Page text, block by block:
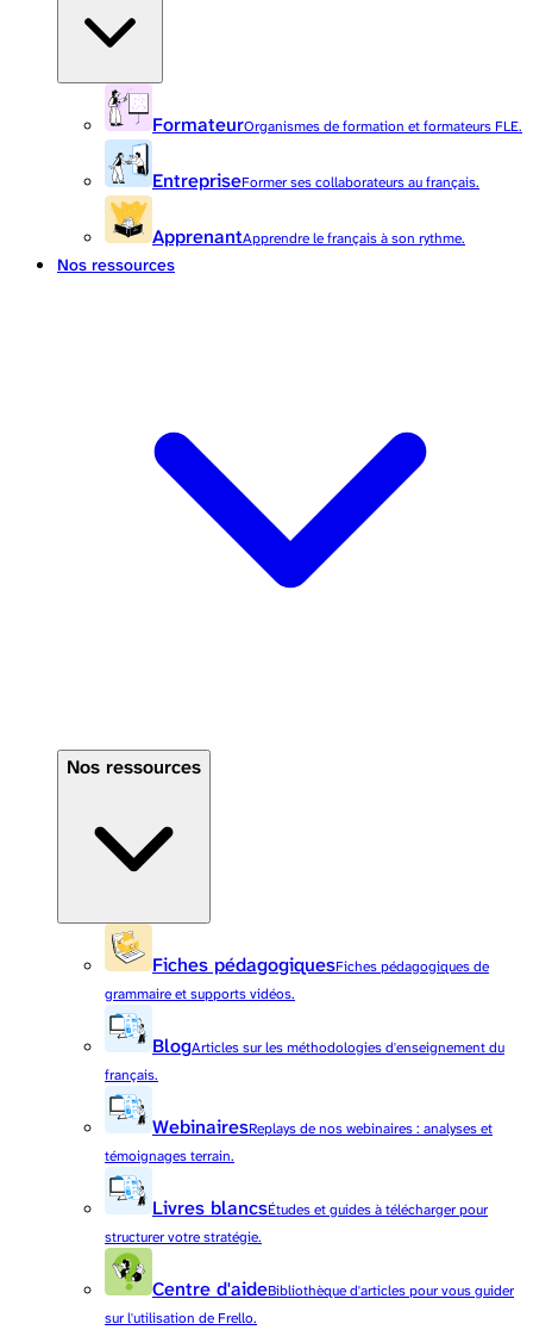
FormateurOrganismes de formation et formateurs FLE.
EntrepriseFormer ses collaborateurs au français.
ApprenantApprendre le français à son rythme.
Nos ressources
Nos ressources
Fiches pédagogiquesFiches pédagogiques de
grammaire et supports vidéos.
BlogArticles sur les méthodologies d'enseignement du
français.
WebinairesReplays de nos webinaires : analyses et
témoignages terrain.
Livres blancsÉtudes et guides à télécharger pour
structurer votre stratégie.
Centre d'aideBibliothèque d'articles pour vous guider
sur l'utilisation de Frello.